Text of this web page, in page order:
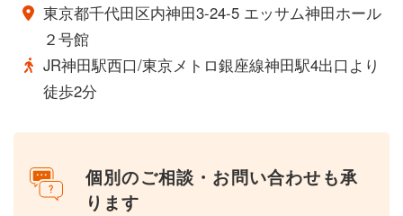
東京都千代田区内神田3-24-5 エッサム神田ホール
２号館
JR神田駅西口/東京メトロ銀座線神田駅4出口より
徒歩2分
個別のご相談・お問い合わせも承
ります